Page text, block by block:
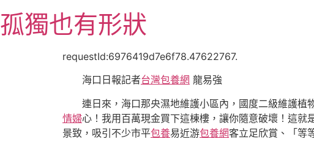
至
主
孤獨也有形狀
requestId:6976419d7e6f78.47622767.
海口日報記者台灣包養網 龍易強
連日來，海口那央濕地維護小區內，國度二級維護
情婦心！我用百萬現金買下這棟樓，讓你隨意破壞！這就
景致，吸引不少市平包養易近游包養網客立足欣賞、「等